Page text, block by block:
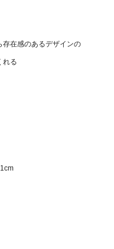
存在感のあるデザインの
れる